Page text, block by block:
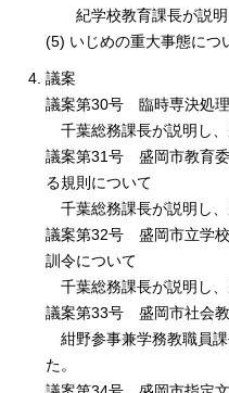
紀学校教育課長が説明
(5) いじめの重大事態につ
議案
議案第30号 臨時専決処
千葉総務課長が説明し、
議案第31号 盛岡市教育
る規則について
千葉総務課長が説明し、
議案第32号 盛岡市立学
訓令について
千葉総務課長が説明し、
議案第33号 盛岡市社会
紺野参事兼学務教職員
た。